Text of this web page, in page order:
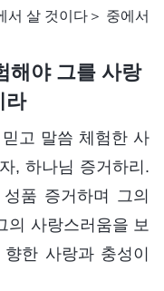
서 살 것이다＞ 중에서
해야 그를 사랑
라
고 말씀 체험한 사
, 하나님 증거하리.
품 증거하며 그의
의 사랑스러움을 보
한 사랑과 충성이